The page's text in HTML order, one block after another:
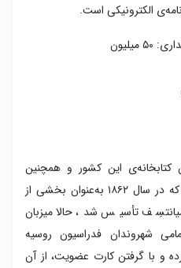
کتابخانه‌ی این کشور و همچنین
اروپای شرقی است. این کتابخانه که در سال ۱۸۶۲ به‌عنوان بخشی از
تأسیس شد، حالا میزبان
شهروندان فدراسیون روسیه
و با گرفتن کارت عضویت، از آن